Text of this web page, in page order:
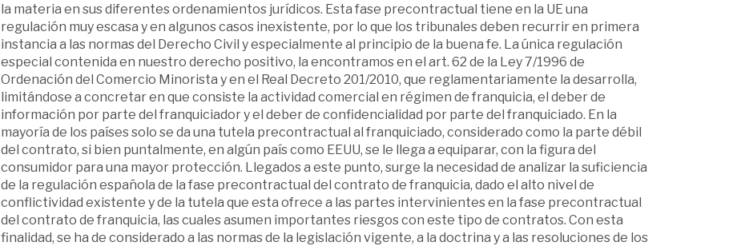
la materia en sus diferentes ordenamientos jurídicos. Esta fase precontractual tiene en la UE una
regulación muy escasa y en algunos casos inexistente, por lo que los tribunales deben recurrir en primera
instancia a las normas del Derecho Civil y especialmente al principio de la buena fe. La única regulación
especial contenida en nuestro derecho positivo, la encontramos en el art. 62 de la Ley 7/1996 de
Ordenación del Comercio Minorista y en el Real Decreto 201/2010, que reglamentariamente la desarrolla,
limitándose a concretar en que consiste la actividad comercial en régimen de franquicia, el deber de
información por parte del franquiciador y el deber de confidencialidad por parte del franquiciado. En la
mayoría de los países solo se da una tutela precontractual al franquiciado, considerado como la parte débil
del contrato, si bien puntalmente, en algún país como EEUU, se le llega a equiparar, con la figura del
consumidor para una mayor protección. Llegados a este punto, surge la necesidad de analizar la suficiencia
de la regulación española de la fase precontractual del contrato de franquicia, dado el alto nivel de
conflictividad existente y de la tutela que esta ofrece a las partes intervinientes en la fase precontractual
del contrato de franquicia, las cuales asumen importantes riesgos con este tipo de contratos. Con esta
finalidad, se ha de considerado a las normas de la legislación vigente, a la doctrina y a las resoluciones de los